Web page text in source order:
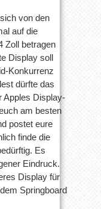
von den
auf die
Zoll betragen
Display soll
Konkurrenz
dürfte das
Apples Display-
am besten
postet eure
finde die
Es
Eindruck.
Display für
Springboard